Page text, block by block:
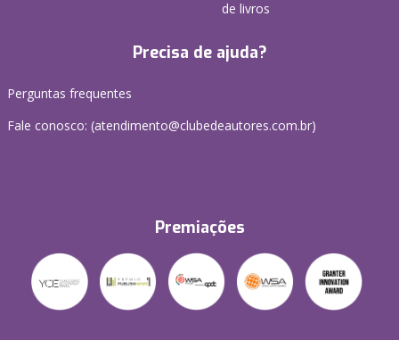
de livros
Precisa de ajuda?
Perguntas frequentes
Fale conosco: (atendimento@clubedeautores.com.br)
Premiações